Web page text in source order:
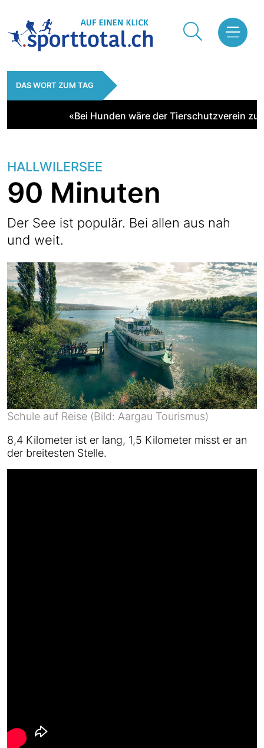
DAS WORT ZUM TAG
«Bei Hunden wäre der Tierschutzverein zur
HALLWILERSEE
90 Minuten
Der See ist populär. Bei allen aus nah
und weit.
Schule auf Reise (Bild: Aargau Tourismus)
8,4 Kilometer ist er lang, 1,5 Kilometer misst er an
der breitesten Stelle.